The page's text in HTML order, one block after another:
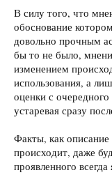
В силу того, что
обоснование
довольно прочным
бы то не было,
изменением
использования, а
оценки с
устаревая сразу
Факты, как
происходит, даже
проявленного